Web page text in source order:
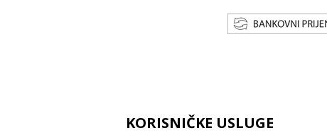
KORISNIČKE USLUGE